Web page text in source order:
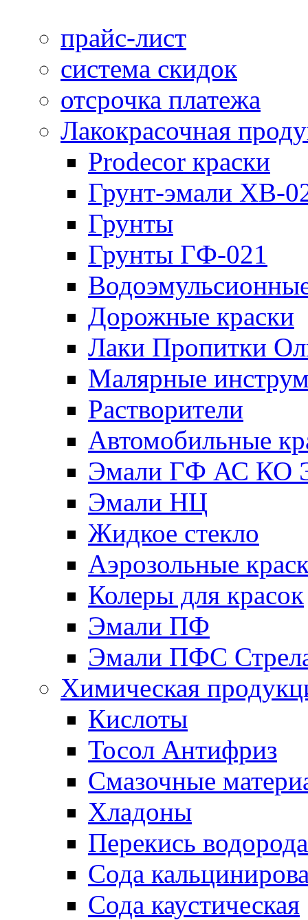
прайс-лист
система скидок
отсрочка платежа
Лакокрасочная
Prodecor краски
Грунт-эмали ХВ-
Грунты
Грунты ГФ-021
Дорожные краски
Лаки Пропитки
Малярные
Растворители
Автомобильные
Эмали ГФ АС КО
Эмали НЦ
Жидкое стекло
Аэрозольные
Колеры для красок
Эмали ПФ
Эмали ПФС
Химическая
Кислоты
Тосол Антифриз
Смазочные
Хладоны
Перекись водорода
Сода
Сода каустическая